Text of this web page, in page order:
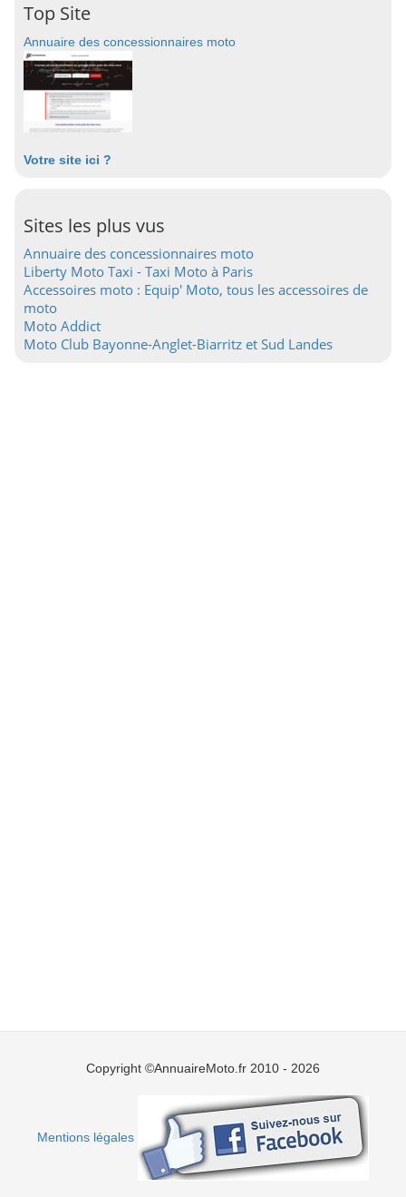
Top Site
Annuaire des concessionnaires moto
Votre site ici ?
Sites les plus vus
Annuaire des concessionnaires moto
Liberty Moto Taxi - Taxi Moto à Paris
Accessoires moto : Equip' Moto, tous les accessoires de
moto
Moto Addict
Moto Club Bayonne-Anglet-Biarritz et Sud Landes
Copyright ©AnnuaireMoto.fr 2010 - 2026
Mentions légales